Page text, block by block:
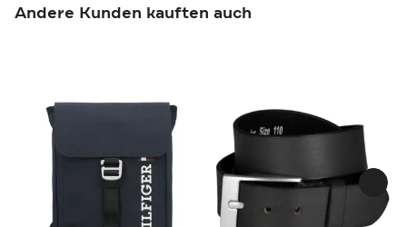
Andere Kunden kauften auch